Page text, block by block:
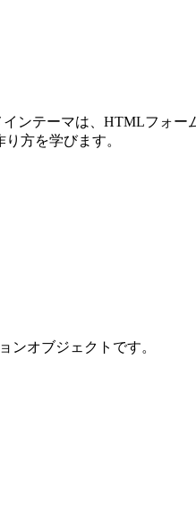
ンテーマは、HTMLフォ
方を学びます。
ンオブジェクトです。